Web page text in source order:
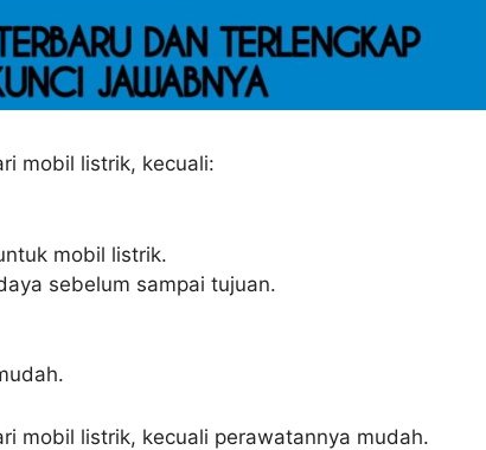
mobil listrik, kecuali:
mobil listrik.
sebelum sampai tujuan.
mobil listrik, kecuali perawatannya mudah.